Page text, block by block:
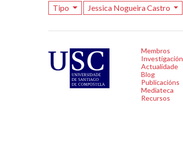
Tipo Jessica Nogueira Castro
Membros
Investigación
Actualidade
Blog
Publicacións
Mediateca
Recursos